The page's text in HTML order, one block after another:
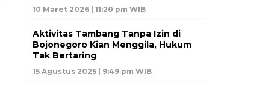
10 Maret 2026 | 11:20 pm WIB
Aktivitas Tambang Tanpa Izin di
Bojonegoro Kian Menggila, Hukum
Tak Bertaring
15 Agustus 2025 | 9:49 pm WIB